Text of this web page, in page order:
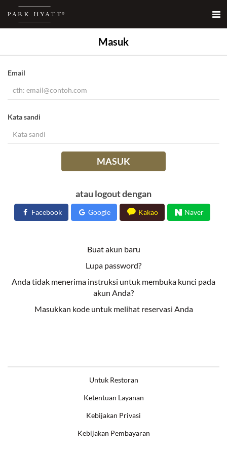
Masuk
Email
Kata sandi
MASUK
atau logout dengan
Facebook Google Kakao Naver
Buat akun baru
Lupa password?
Anda tidak menerima instruksi untuk membuka kunci pada
akun Anda?
Masukkan kode untuk melihat reservasi Anda
Untuk Restoran
Ketentuan Layanan
Kebijakan Privasi
Kebijakan Pembayaran